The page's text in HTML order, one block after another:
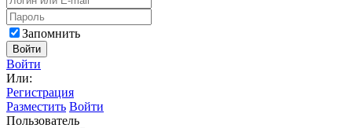
Запомнить
Войти
Войти
Или:
Регистрация
Разместить Войти
Пользователь